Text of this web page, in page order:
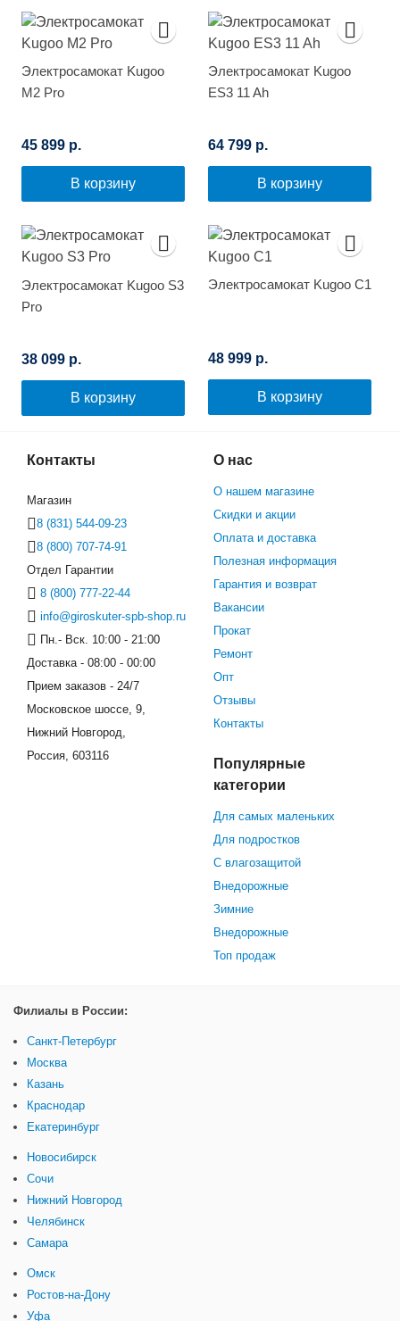
Электросамокат Kugoo
M2 Pro
45 899 р.
В корзину
Электросамокат Kugoo
ES3 11 Ah
64 799 р.
В корзину
Электросамокат Kugoo S3
Pro
38 099 р.
В корзину
Электросамокат Kugoo C1
48 999 р.
В корзину
Контакты
Магазин
8 (831) 544-09-23
8 (800) 707-74-91
Отдел Гарантии
8 (800) 777-22-44
info@giroskuter-spb-shop.ru
Пн.- Вск. 10:00 - 21:00
Доставка - 08:00 - 00:00
Прием заказов - 24/7
Московское шоссе, 9,
Нижний Новгород,
Россия, 603116
О нас
О нашем магазине
Скидки и акции
Оплата и доставка
Полезная информация
Гарантия и возврат
Вакансии
Прокат
Ремонт
Опт
Отзывы
Контакты
Популярные
категории
Для самых маленьких
Для подростков
С влагозащитой
Внедорожные
Зимние
Внедорожные
Топ продаж
Филиалы в России:
Санкт-Петербург
Москва
Казань
Краснодар
Екатеринбург
Новосибирск
Сочи
Нижний Новгород
Челябинск
Самара
Омск
Ростов-на-Дону
Уфа